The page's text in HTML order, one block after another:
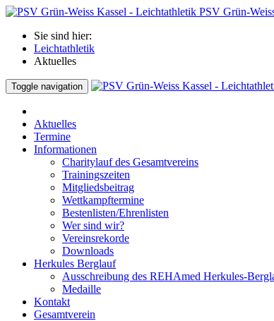
PSV Grün-
Sie sind hier:
Leichtathletik
Aktuelles
Toggle navigation
Aktuelles
Termine
Informationen
Charitylauf des Gesamtvereins
Trainingszeiten
Mitgliedsbeitrag
Wettkampftermine
Bestenlisten/Ehrenlisten
Wer sind wir?
Vereinsrekorde
Downloads
Herkules Berglauf
Ausschreibung des REHAmed Herkules-
Medaille
Kontakt
Gesamtverein